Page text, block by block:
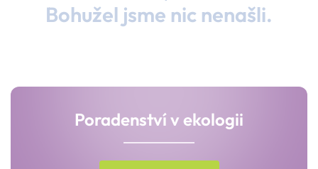
Bohužel jsme nic nenašli.
Poradenství v ekologii